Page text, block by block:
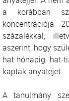
a korábban
koncentrációja
százalékkal,
aszerint, hogy
hat hónapig, hat-
kaptak anyatejet.
A tanulmány